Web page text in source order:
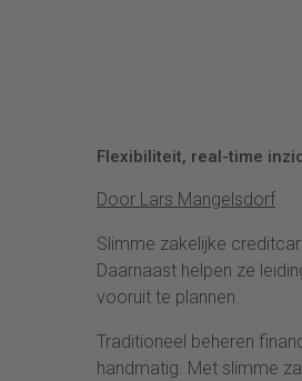
Flexibiliteit, real-time
Door Lars Mangelsdorf
Slimme zakelijke
Daarnaast helpen ze
vooruit te plannen.
Traditioneel beheren
handmatig. Met slimme